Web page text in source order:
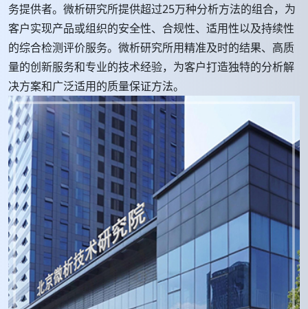
务提供者。微析研究所提供超过25万种分析方法的组合，为
客户实现产品或组织的安全性、合规性、适用性以及持续性
的综合检测评价服务。微析研究所用精准及时的结果、高质
量的创新服务和专业的技术经验，为客户打造独特的分析解
决方案和广泛适用的质量保证方法。